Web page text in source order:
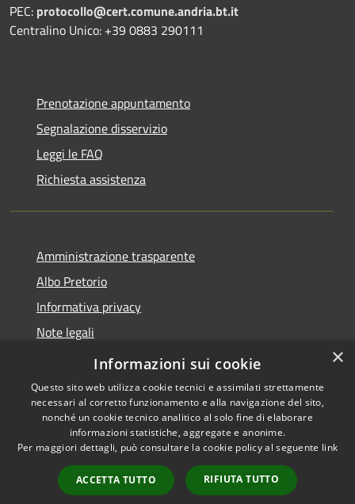
PEC: protocollo@cert.comune.andria.bt.it
Centralino Unico: +39 0883 290111
Prenotazione appuntamento
Segnalazione disservizio
Leggi le FAQ
Richiesta assistenza
Amministrazione trasparente
Albo Pretorio
Informativa privacy
Note legali
Dichiarazione di accessibilità
Accessibilità
Copyright © 2026 • Città di
Andria • Powered by
Municipium•
Accesso
redazione
×
Informazioni sui cookie
Questo sito web utilizza cookie tecnici e assimilati strettamente
necessari al corretto funzionamento e alla navigazione del sito,
nonché un cookie tecnico analitico al solo fine di elaborare
informazioni statistiche, aggregate e anonime.
Per maggiori dettagli, può consultare la cookie policy al seguente link
ACCETTA TUTTO RIFIUTA TUTTO